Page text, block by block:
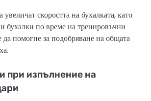
скоростта на бухалката, като
бухалки по време на тренировъчни
да помогне за подобряване на общата
при изпълнение на